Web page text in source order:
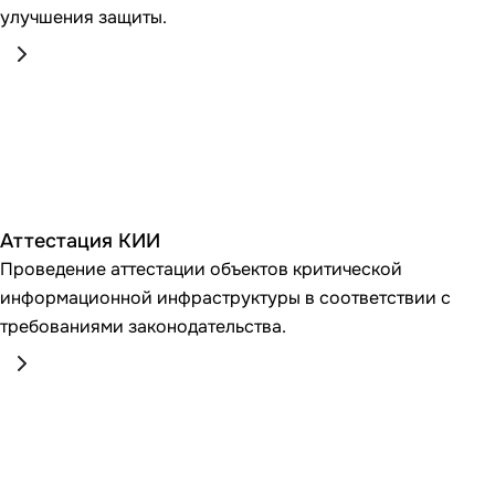
улучшения защиты.
Аттестация КИИ
Проведение аттестации объектов критической
информационной инфраструктуры в соответствии с
требованиями законодательства.